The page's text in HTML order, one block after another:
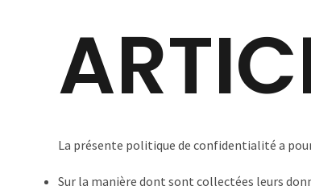
La présente politique de confidentialité a
Sur la manière dont sont collectées leurs